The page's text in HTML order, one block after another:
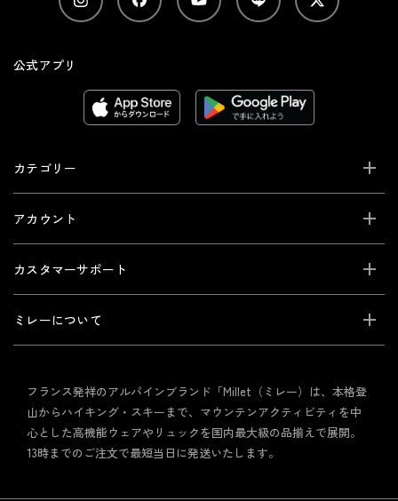
公式アプリ
カテゴリー
アカウント
カスタマーサポート
ミレーについて
フランス発祥のアルパインブランド「Millet（ミレー）は、本格登
山からハイキング・スキーまで、マウンテンアクティビティを中
心とした高機能ウェアやリュックを国内最大級の品揃えで展開。
13時までのご注文で最短当日に発送いたします。